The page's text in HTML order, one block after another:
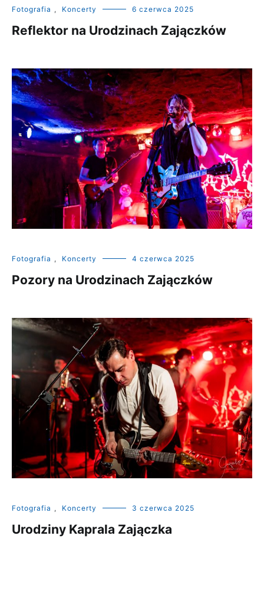
Fotografia , Koncerty 6 czerwca 2025
Reflektor na Urodzinach Zajączków
Fotografia , Koncerty 4 czerwca 2025
Pozory na Urodzinach Zajączków
Fotografia , Koncerty 3 czerwca 2025
Urodziny Kaprala Zajączka